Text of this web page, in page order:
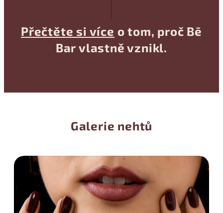
Přečtěte si více o tom, proč Bē
Bar vlastně vznikl.
Galerie nehtů